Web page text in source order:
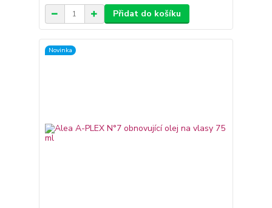
Přidat do košíku
Novinka